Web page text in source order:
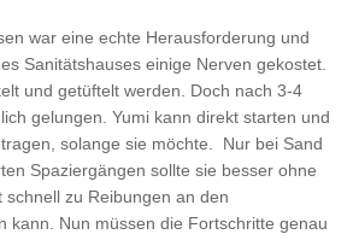
war eine echte Herausforderung und
Sanitätshauses einige Nerven gekostet.
und getüftelt werden. Doch nach 3-4
gelungen. Yumi kann direkt starten und
solange sie möchte. Nur bei Sand
Spaziergängen sollte sie besser ohne
zu Reibungen an den
kann. Nun müssen die Fortschritte genau